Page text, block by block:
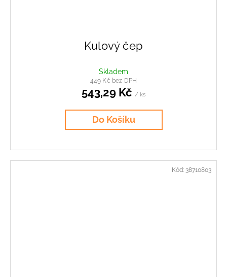
Kulový čep
Skladem
449 Kč bez DPH
543,29 Kč / ks
Do Košíku
Kód: 38710803